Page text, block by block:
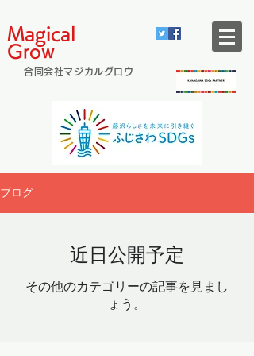
Magical
Grow
合同会社マジカルグロウ
ブログ
近日公開予定
その他のカテゴリーの記事を見まし
ょう。